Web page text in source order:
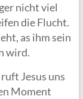
nicht viel
die Flucht.
as ihm sein
wird.
Jesus uns
Moment